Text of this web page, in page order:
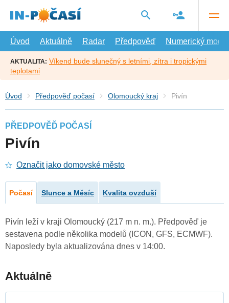
hlavní
Úvod
Aktuálně Radar Předpověď Numerický model
AKTUALITA: Víkend bude slunečný s letními, zítra i tropickými
teplotami
Úvod Předpověď počasí Olomoucký kraj Pivín
PŘEDPOVĚĎ POČASÍ
Pivín
Označit jako domovské město
Počasí Slunce a Měsíc Kvalita ovzduší
Pivín leží v kraji Olomoucký (217 m n. m.). Předpověď je
sestavena podle několika modelů (ICON, GFS, ECMWF).
Naposledy byla aktualizována dnes v 14:00.
Aktuálně